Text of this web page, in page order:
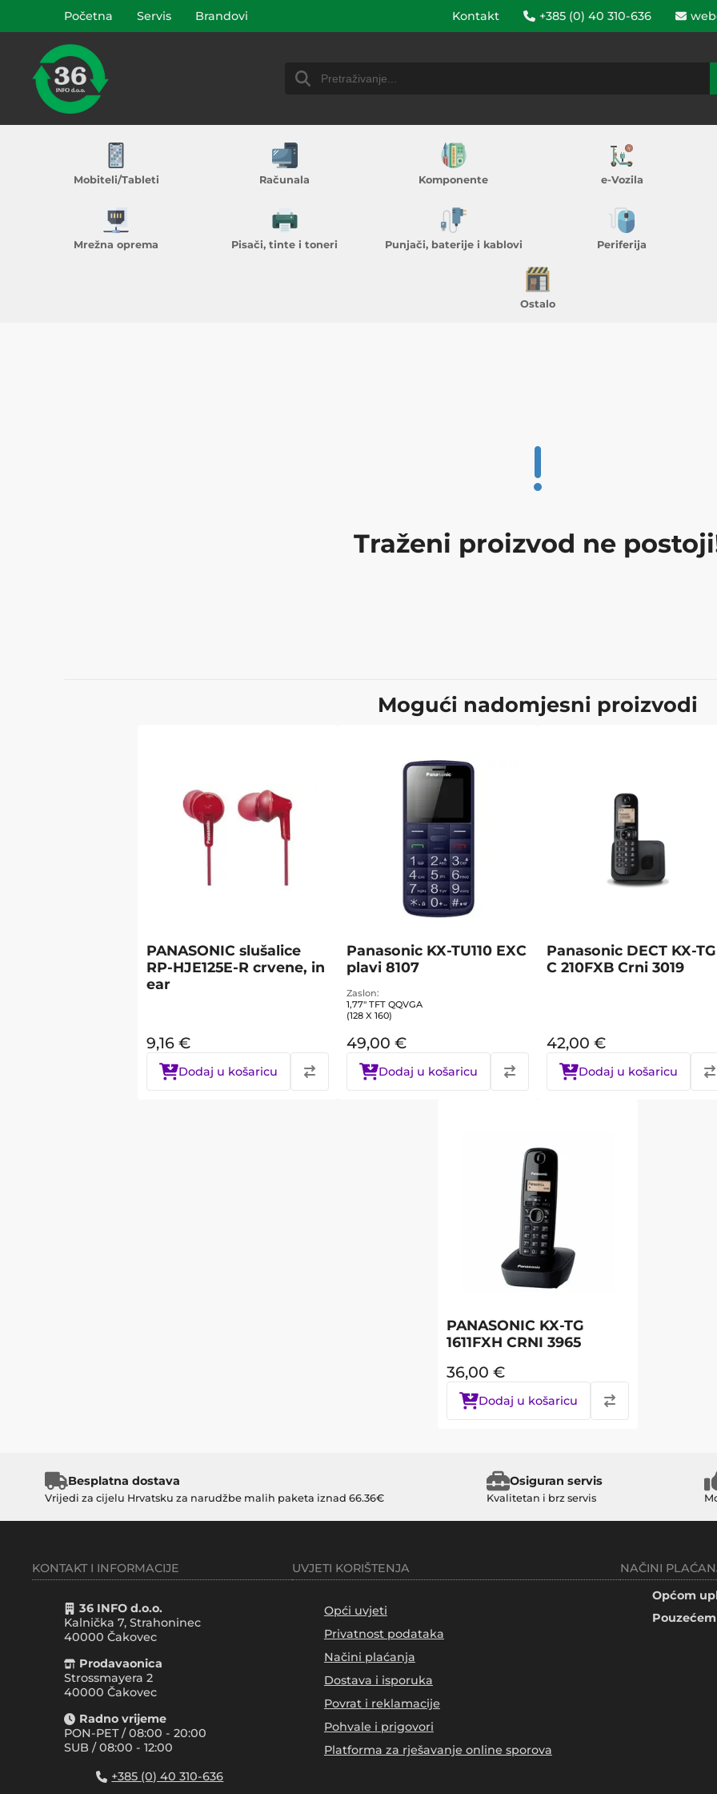
Početna Servis Brandovi Kontakt +385 (0) 40 310-636
Mobiteli/Tableti Računala Komponente e-Vozila
Mrežna oprema Pisači, tinte i toneri Punjači, baterije i kablovi Periferija
Ostalo
Traženi proizvod ne
Mogući nadomjesni proizvodi
PANASONIC slušalice
RP-HJE125E-R crvene, in
ear
9,16 €
Dodaj u košaricu
Panasonic KX-TU110 EXC
plavi 8107
Zaslon
1,77" TFT QQVGA
(128 X 160)
49,00 €
Dodaj u košaricu
Panasonic DECT KX-TG
C 210FXB Crni 3019
42,00 €
Dodaj u košaricu
PANASONIC KX-TG
1611FXH CRNI 3965
36,00 €
Dodaj u košaricu
Besplatna dostava
Vrijedi za cijelu Hrvatsku za narudžbe malih paketa iznad 66.36€
Osiguran servis
Kvalitetan i brz servis
KONTAKT I INFORMACIJE
36 INFO d.o.o.
Kalnička 7, Strahoninec
40000 Čakovec
Prodavaonica
Strossmayera 2
40000 Čakovec
Radno vrijeme
PON-PET / 08:00 - 20:00
SUB / 08:00 - 12:00
+385 (0) 40 310-636
UVJETI KORIŠTENJA
Opći uvjeti
Privatnost podataka
Načini plaćanja
Dostava i isporuka
Povrat i reklamacije
Pohvale i prigovori
Platforma za rješavanje online sporova
NAČINI
Općom